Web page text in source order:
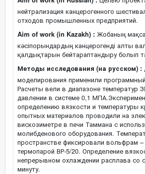
нейтрализация канцерогенного
отходов промышленных предприятий.
Aim of work (in Kazakh) : Жобаның
кәсіпорындардың канцерогенді алты
қалдықтарын бейтараптандыру болып
Методы исследования (на русском) :
моделирования применили
Расчеты вели в диапазоне температур
давлении в системе 0,1
определению вязкости и температуры
опытных материалов проводили на
вискозиметре в печи Таммана с
молибденового оборудования.
пространстве фиксировали вольфрам –
термопарой ВР-5/20. Определение
непрерывном охлаждении расплава со
минуту.